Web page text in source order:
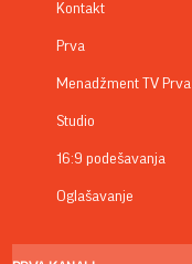
Kontakt
Prva
Menadžment TV Prva
Studio
16:9 podešavanja
Oglašavanje